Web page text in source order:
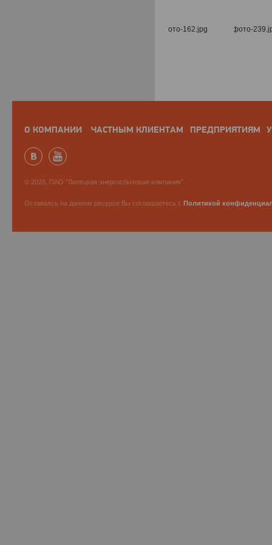
О КОМПАНИИ ЧАСТНЫМ КЛИЕНТАМ ПРЕДПРИЯТИЯМ
© 2026, ПАО "Липецкая энергосбытовая компания".
Оставаясь на данном ресурсе Вы соглашаетесь с Политикой